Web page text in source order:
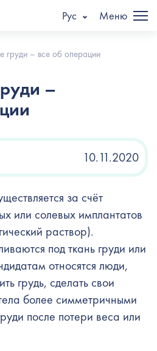
Рус Меню
груди – все об операции
–
10.11.2020
за счёт
или солевых имплантатов
раствор).
под ткань груди или
относятся люди,
грудь, сделать свои
более симметричными
после потери веса или